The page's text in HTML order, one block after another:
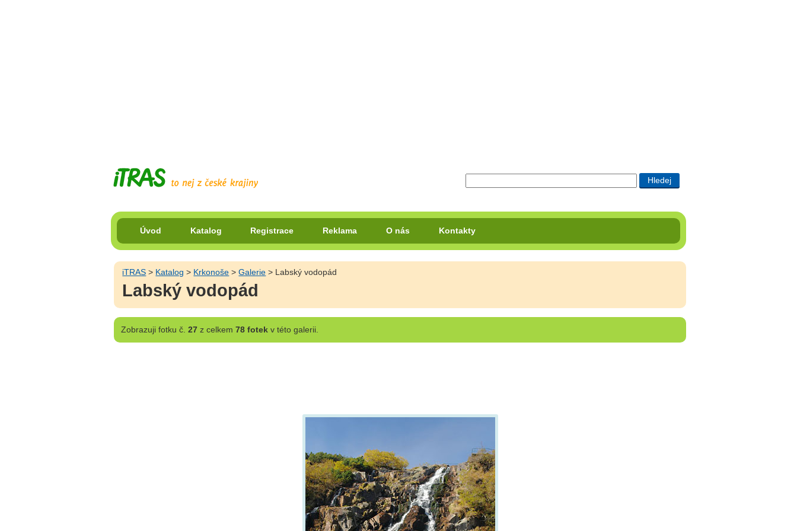
Úvod Katalog Registrace Reklama O nás Kontakty
iTRAS > Katalog > Krkonoše >Galerie > Labský vodopád
Labský vodopád
Zobrazujifotku č. 27z celkem 78 fotekv této galerii.